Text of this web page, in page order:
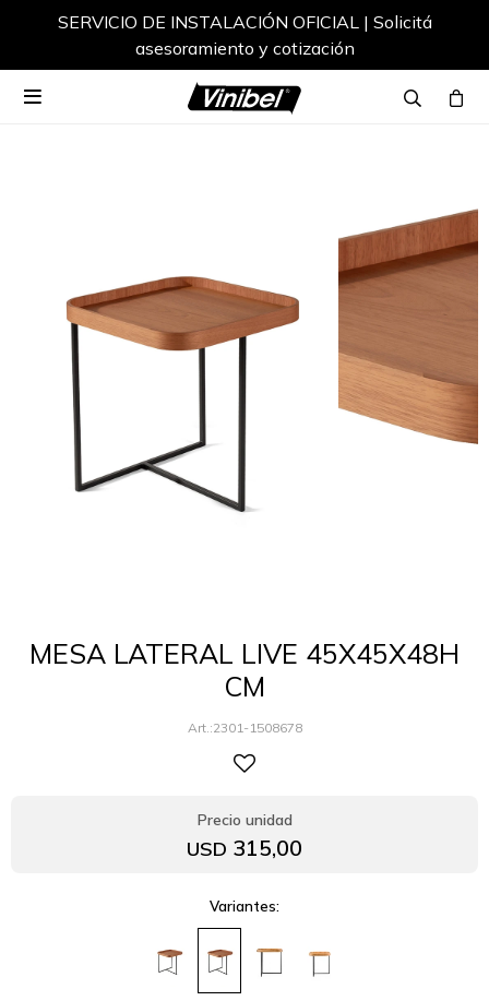
SERVICIO DE INSTALACIÓN OFICIAL | Solicitá
asesoramiento y cotización

MESA LATERAL LIVE 45X45X48H
CM
2301-1508678
USD 315,00
Variantes: